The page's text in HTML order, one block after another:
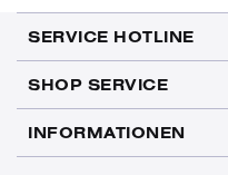
SERVICE HOTLINE
SHOP SERVICE
INFORMATIONEN